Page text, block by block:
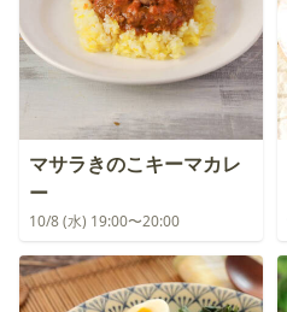
マサラきのこキーマカレ
ー
10/8 (水) 19:00〜20:00